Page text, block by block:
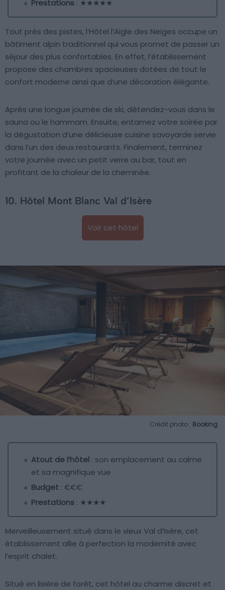
Prestations : ★★★★★
Tout près des pistes, l’Hôtel l’Aigle des Neiges occupe un
bâtiment alpin traditionnel qui vous promet de passer un
séjour des plus confortables. En effet, l’établissement
propose des chambres spacieuses dotées de tout le
confort moderne ainsi que d’une décoration élégante.
Après une longue journée de ski, détendez-vous dans le
sauna ou le hammam. Ensuite, entamez votre soirée par
la dégustation d’une délicieuse cuisine savoyarde servie
dans l’un des deux restaurants. Finalement, terminez
votre journée avec un petit verre au bar, tout en
profitant de la chaleur de la cheminée.
10. Hôtel Mont Blanc Val d’Isère
Voir cet hôtel
Crédit photo : Booking
Atout de l’hôtel : son emplacement au calme
et sa magnifique vue
Budget : €€€
Prestations : ★★★★
Merveilleusement situé dans le vieux Val d’Isère, cet
établissement allie à perfection la modernité avec
l’esprit chalet.
Situé en lisière de forêt, cet hôtel au charme discret et